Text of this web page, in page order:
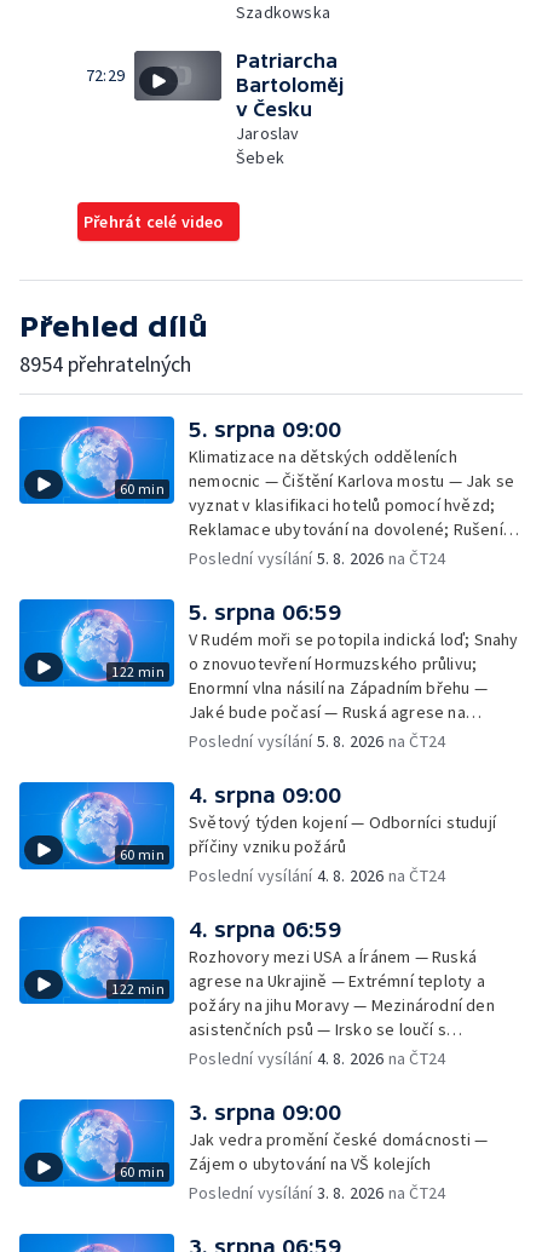
Szadkowska
72:29
Patriarcha
Bartoloměj
v Česku
Jaroslav
Šebek
Přehrát celé video
Přehled dílů
8954 přehratelných
60 min
5. srpna 09:00
Klimatizace na dětských odděleních
nemocnic — Čištění Karlova mostu — Jak se
vyznat v klasifikaci hotelů pomocí hvězd;
Reklamace ubytování na dovolené; Rušení
dovolené kvůli přírodním živlům; Práva
na dovolené v zahraničí; Platby a výběry na
dovolené v zahraničí — Těžba léčivé rašeliny
u Malé Morávky
Poslední vysílání5. 8. 2026 na ČT24
122 min
5. srpna 06:59
V Rudém moři se potopila indická loď; Snahy
o znovuotevření Hormuzského průlivu;
Enormní vlna násilí na Západním břehu —
Jaké bude počasí — Ruská agrese na
Ukrajině — Vliv veder na lidské orgány — Při
— Třem obcím na Brněnsku dočasně došla
pitná voda — SP v orientačním běhu v Česku
— Horko a požáry sužují Evropu — Rybářský
příměstský tábor
Poslední vysílání5. 8. 2026 na ČT24
60 min
4. srpna 09:00
Světový týden kojení — Odborníci studují
příčiny vzniku požárů
Poslední vysílání4. 8. 2026 na ČT24
122 min
4. srpna 06:59
Rozhovory mezi USA a Íránem — Ruská
agrese na Ukrajině — Extrémní teploty a
požáry na jihu Moravy — Mezinárodní den
asistenčních psů — Irsko se loučí s
hudebníkem Glenem Hansardem
Poslední vysílání4. 8. 2026 na ČT24
60 min
3. srpna 09:00
Jak vedra promění české domácnosti —
Zájem o ubytování na VŠ kolejích
Poslední vysílání3. 8. 2026 na ČT24
3. srpna 06:59